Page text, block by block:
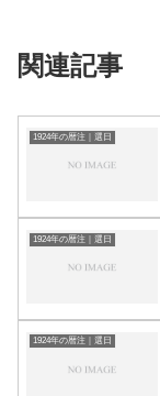
関連記事
1924年の暦注｜選日
1924年の暦注｜選日
1924年の暦注｜選日